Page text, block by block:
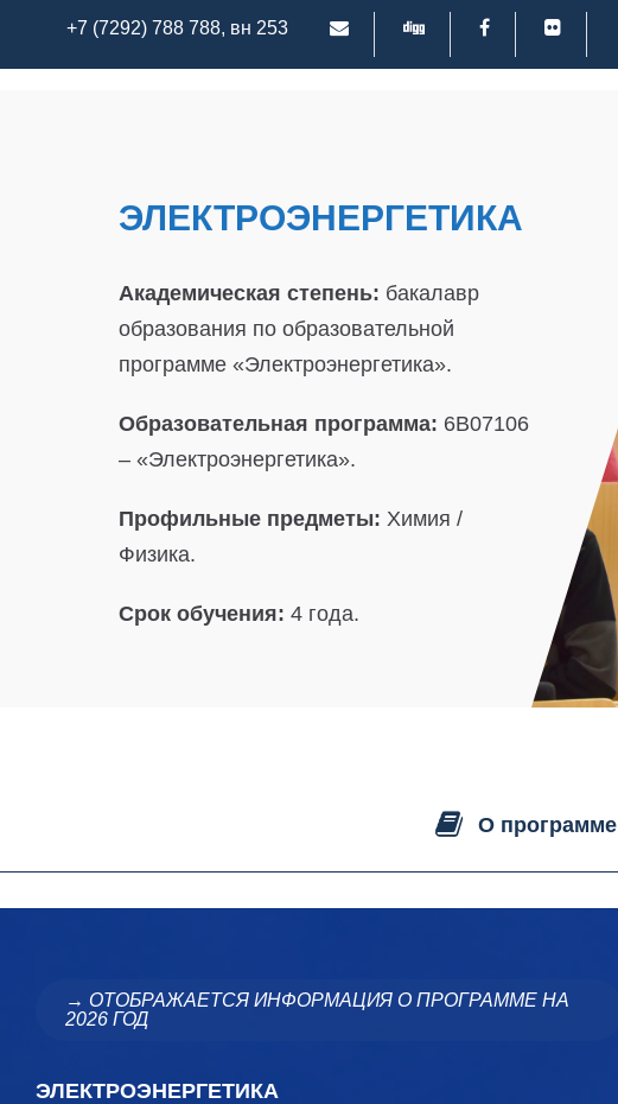
+7 (7292) 788 788, вн 253
ЭЛЕКТРОЭНЕРГЕТИКА
Академическая степень: бакалавр
образования по образовательной
программе «Электроэнергетика».
Образовательная программа: 6B07106
– «Электроэнергетика».
Профильные предметы: Химия /
Физика.
Срок обучения: 4 года.
О программе
→ ОТОБРАЖАЕТСЯ ИНФОРМАЦИЯ О ПРОГРАММЕ НА
2026 ГОД
ЭЛЕКТРОЭНЕРГЕТИКА